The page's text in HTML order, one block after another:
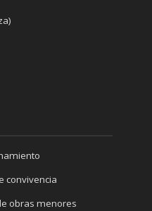
convivencia
obras menores